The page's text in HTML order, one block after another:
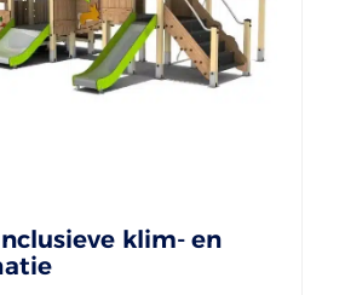
klim- en